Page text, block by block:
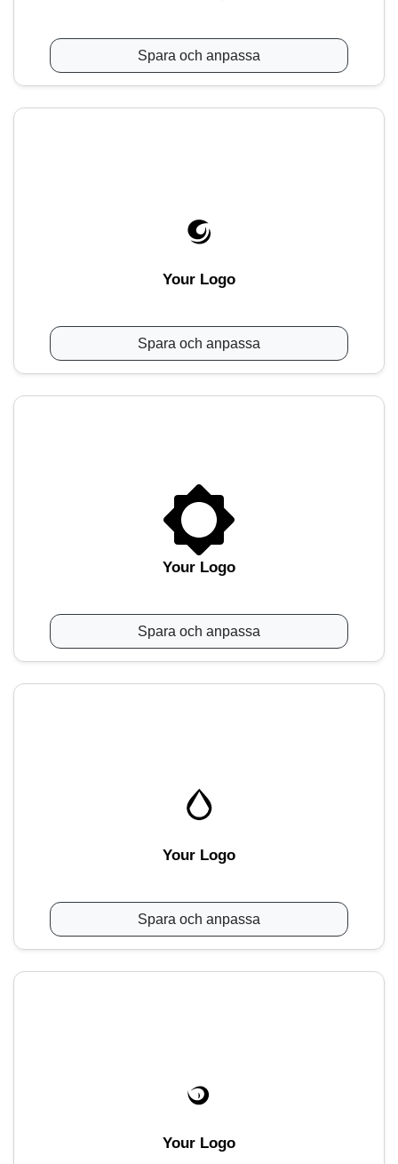
Spara och anpassa
Your Logo
Spara och anpassa
Your Logo
Spara och anpassa
Your Logo
Spara och anpassa
Your Logo